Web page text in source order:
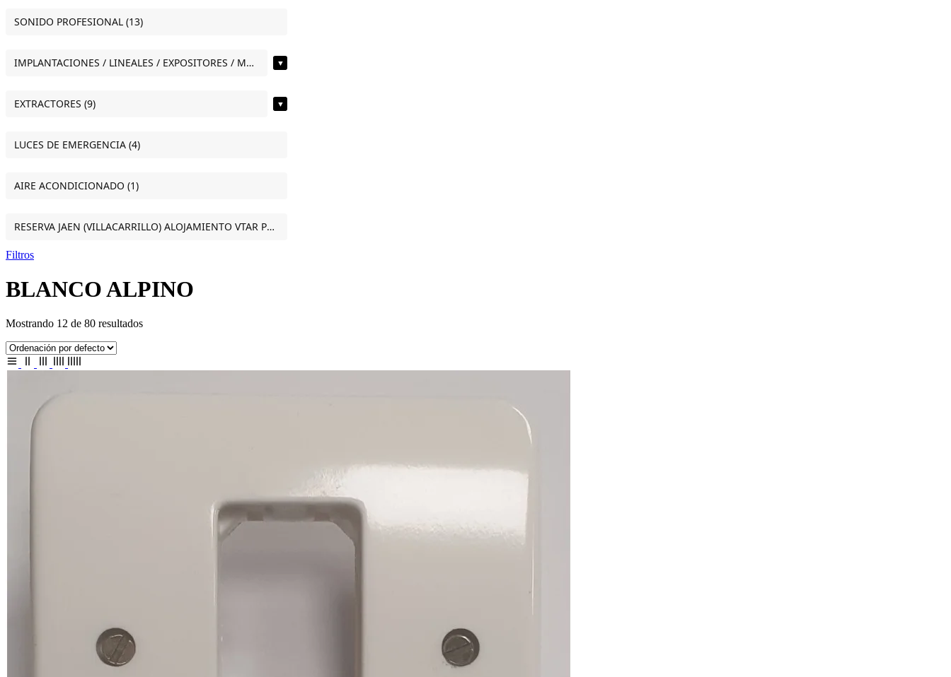
SONIDO PROFESIONAL (13)
IMPLANTACIONES / LINEALES / EXPOSITORES / MOSTRADORES (12) ▼
EXTRACTORES (9) ▼
LUCES DE EMERGENCIA (4)
AIRE ACONDICIONADO (1)
RESERVA JAEN (VILLACARRILLO) ALOJAMIENTO VTAR PUERTA DEL SOL ESTUDIO VILLACARRILLO (JAEN) (1)
Filtros
BLANCO ALPINO
Mostrando 12 de 80 resultados